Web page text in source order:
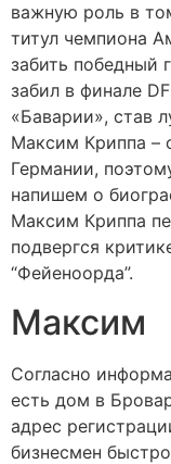
важную роль в
титул чемпиона
забить победный
забил в финале
«Баварии», став
Максим Криппа –
Германии,
напишем о
Максим Криппа
подвергся
“Фейеноорда”.
Максим
Согласно
есть дом в
адрес
бизнесмен